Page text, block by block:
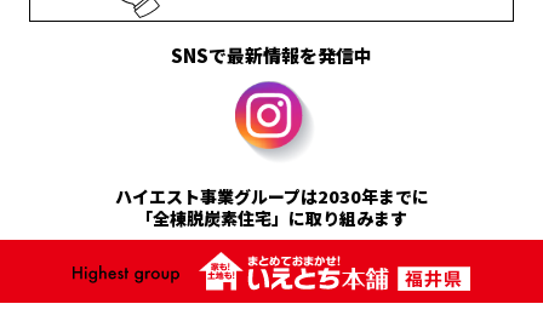
SNSで最新情報を発信中
ハイエスト事業グループは2030年までに
「全棟脱炭素住宅」に取り組みます